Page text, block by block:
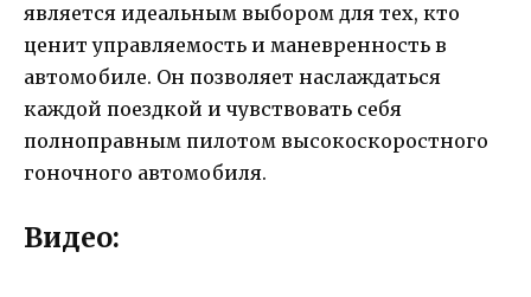
является идеальным выбором для тех, кто
ценит управляемость и маневренность в
автомобиле. Он позволяет наслаждаться
каждой поездкой и чувствовать себя
полноправным пилотом высокоскоростного
гоночного автомобиля.
Видео: